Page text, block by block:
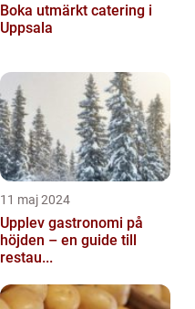
Boka utmärkt catering i
Uppsala
11 maj 2024
Upplev gastronomi på
höjden – en guide till
restau...